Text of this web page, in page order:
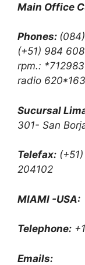
Main Office
Phones:
(+51) 984
rpm.:
radio
Sucursal
301- San
Telefax:
204102
MIAMI -USA:
Telephone:
Emails: